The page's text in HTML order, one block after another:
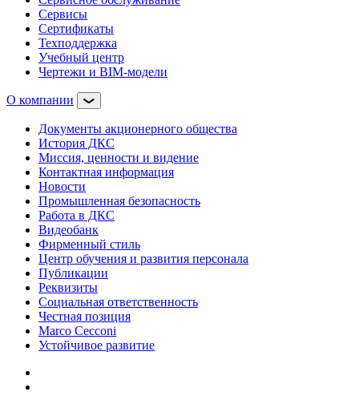
Сервисы
Сертификаты
Техподдержка
Учебный центр
Чертежи и BIM-модели
О компании
Документы акционерного общества
История ДКС
Миссия, ценности и видение
Контактная информация
Новости
Промышленная безопасность
Работа в ДКС
Видеобанк
Фирменный стиль
Центр обучения и развития персонала
Публикации
Реквизиты
Социальная ответственность
Честная позиция
Marco Cecconi
Устойчивое развитие